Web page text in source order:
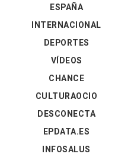
ESPAÑA
INTERNACIONAL
DEPORTES
VÍDEOS
CHANCE
CULTURAOCIO
DESCONECTA
EPDATA.ES
INFOSALUS